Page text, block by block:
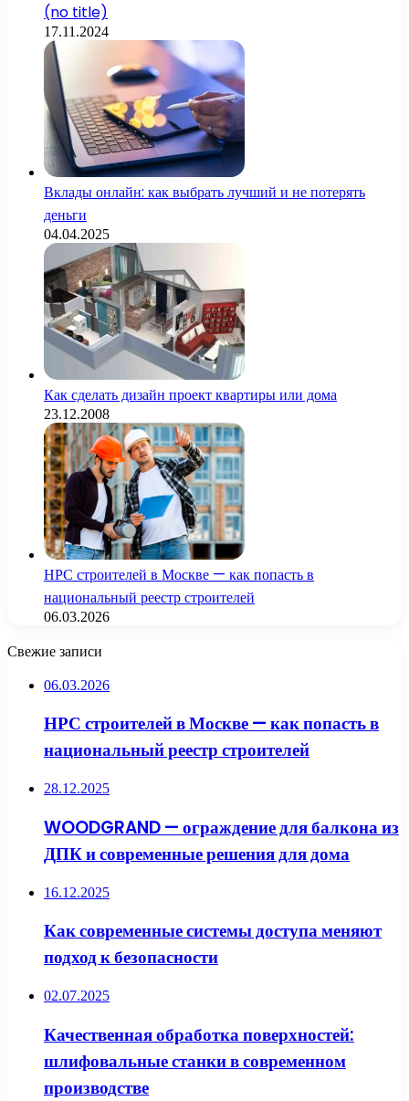
(no title)
17.11.2024
Вклады онлайн: как выбрать лучший и не потерять
деньги
04.04.2025
Как сделать дизайн проект квартиры или дома
23.12.2008
НРС строителей в Москве — как попасть в
национальный реестр строителей
06.03.2026
Свежие записи
06.03.2026
НРС строителей в Москве — как попасть в
национальный реестр строителей
28.12.2025
WOODGRAND — ограждение для балкона из
ДПК и современные решения для дома
16.12.2025
Как современные системы доступа меняют
подход к безопасности
02.07.2025
Качественная обработка поверхностей:
шлифовальные станки в современном
производстве